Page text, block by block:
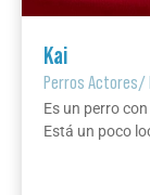
Kai
Perros Actores/
Es un perro
Está un poco